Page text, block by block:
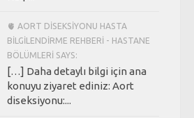
🫀 AORT DISEKSIYONU HASTA
BILGILENDIRME REHBERI - HASTANE
BÖLÜMLERI SAYS:
[…] Daha detaylı bilgi için ana
konuyu ziyaret ediniz: Aort
diseksiyonu:...